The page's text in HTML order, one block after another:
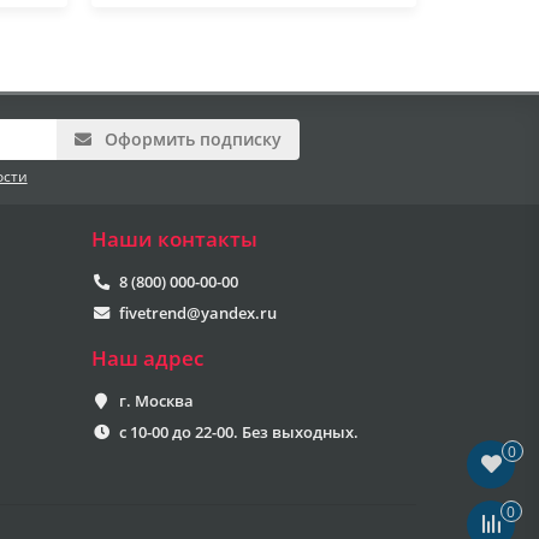
Оформить подписку
Наши контакты
8 (800) 000-00-00
fivetrend@yandex.ru
Наш адрес
г. Москва
с 10-00 до 22-00. Без выходных.
0
0